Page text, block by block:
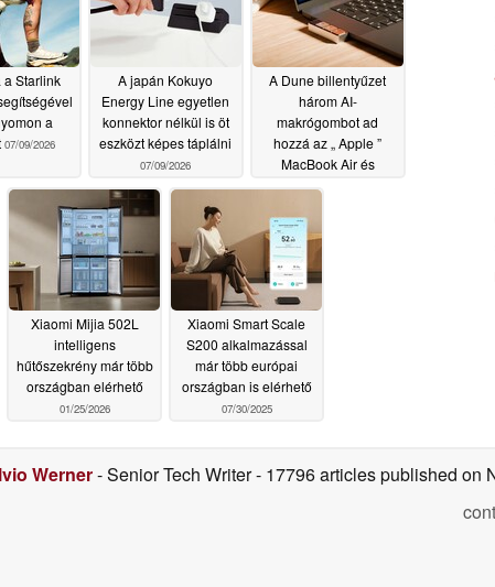
a Starlink
a
07/09/2026
A japán Kokuyo
Energy Line egyetlen
konnektor nélkül is öt
eszközt képes táplálni
07/09/2026
A Dune billentyűzet
három AI-
makrógombot ad
hozzá az „ Apple ”
MacBook Air és
Xiaomi Mijia 502L
intelligens
hűtőszekrény már több
országban elérhető
01/25/2026
Xiaomi Smart Scale
S200 alkalmazással
már több európai
országban is elérhető
07/30/2025
Werner- Senior Tech Writer- 17796 articles published on